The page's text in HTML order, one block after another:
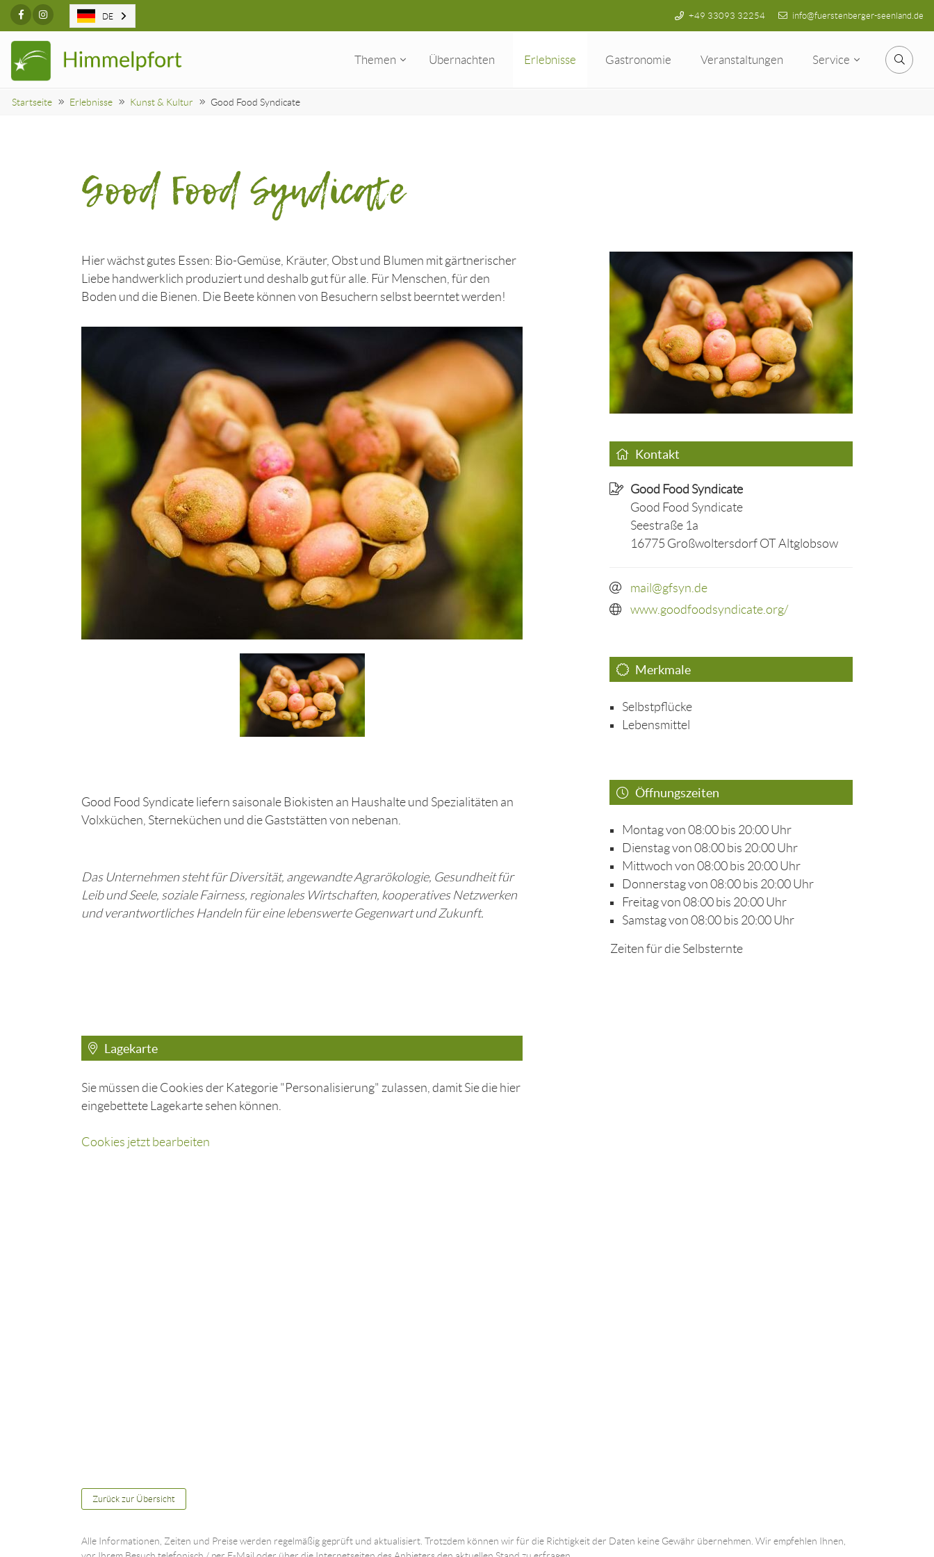
FacebookInstagram +49 33093 32254 info@fuerstenberger-seenland.de
Themen Übernachten Erlebnisse Gastronomie Veranstaltungen Service Suche
Startseite Erlebnisse Kunst & Kultur Good Food Syndicate
Good Food Syndicate
Hier wächst gutes Essen: Bio-Gemüse, Kräuter, Obst und Blumen mit gärtnerischer
Liebe handwerklich produziert und deshalb gut für alle. Für Menschen, für den
Boden und die Bienen. Die Beete können von Besuchern selbst beerntet werden!
Good Food Syndicate liefern saisonale Biokisten an Haushalte und Spezialitäten an
Volxküchen, Sterneküchen und die Gaststätten von nebenan.
Das Unternehmen steht für Diversität, angewandte Agrarökologie, Gesundheit für
Leib und Seele, soziale Fairness, regionales Wirtschaften, kooperatives Netzwerken
und verantwortliches Handeln für eine lebenswerte Gegenwart und Zukunft.
Lagekarte
Sie müssen die Cookies der Kategorie "Personalisierung" zulassen, damit Sie die hier
eingebettete Lagekarte sehen können.
Cookies jetzt bearbeiten
Kontakt
Good Food Syndicate
Good Food Syndicate
Seestraße 1a
16775 Großwoltersdorf OT Altglobsow
mail@gfsyn.de
www.goodfoodsyndicate.org/
Merkmale
Selbstpflücke
Lebensmittel
Öffnungszeiten
Montag von 08:00 bis 20:00 Uhr
Dienstag von 08:00 bis 20:00 Uhr
Mittwoch von 08:00 bis 20:00 Uhr
Donnerstag von 08:00 bis 20:00 Uhr
Freitag von 08:00 bis 20:00 Uhr
Samstag von 08:00 bis 20:00 Uhr
Zeiten für die Selbsternte
Zurück zur Übersicht
Alle Informationen, Zeiten und Preise werden regelmäßig geprüft und aktualisiert. Trotzdem können wir für die Richtigkeit der Daten keine Gewähr übernehmen. Wir empfehlen Ihnen,
DE